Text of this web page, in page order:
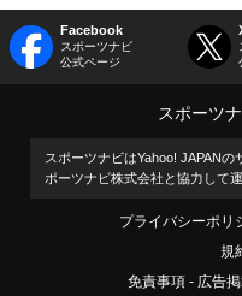
Facebook
スポーツナビ
公式ページ
スポーツ
スポーツナビはYahoo! JAPAN
ポーツナビ株式会社と協力して
プライバシーポリ
規
免責事項
広告